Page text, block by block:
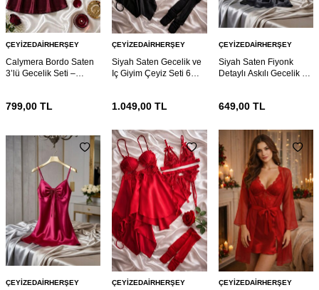
ÇEYIZEDAIRHERŞEY
Calymera Bordo Saten
3’lü Gecelik Seti –
799,00 TL
ÇEYIZEDAIRHERŞEY
Siyah Saten Gecelik ve
Iç Giyim Çeyiz Seti 6
1.049,00 TL
ÇEYIZEDAIRHERŞEY
Siyah Saten Fiyonk
Detaylı Askılı Gecelik –
649,00TL
ÇEYIZEDAIRHERŞEY ÇEYIZEDAIRHERŞEY ÇEYIZEDAIRHERŞEY